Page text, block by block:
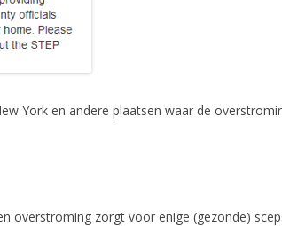
York en andere plaatsen waar de
overstroming zorgt voor enige (gezonde)